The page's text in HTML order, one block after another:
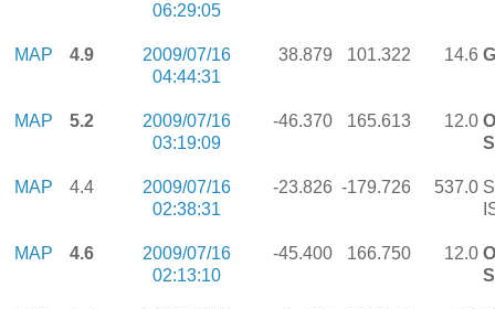
06:29:05
MAP 4.9
2009/07/16
04:44:31
38.879 101.322 14.6
MAP 5.2
2009/07/16
03:19:09
-46.370 165.613 12.0
MAP 4.4
2009/07/16
02:38:31
-23.826 -179.726 537.0
MAP 4.6
2009/07/16
02:13:10
-45.400 166.750 12.0